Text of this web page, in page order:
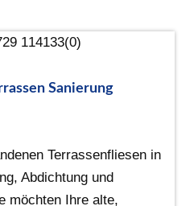
Sanierung
Terrassenfliesen in
Abdichtung und
möchten Ihre alte,